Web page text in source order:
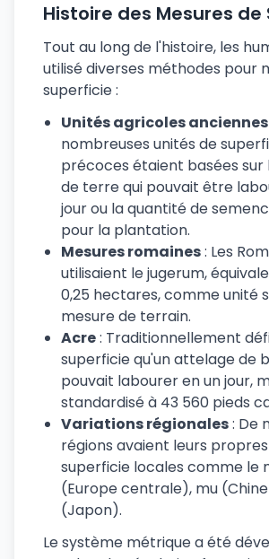
Histoire des Mesures de
Tout au long de l'histoire, les
utilisé diverses méthodes pour
superficie :
Unités agricoles anciennes
nombreuses unités de
précoces étaient basées sur
de terre qui pouvait être
jour ou la quantité de
pour la plantation.
Mesures romaines: Les
utilisaient le jugerum,
0,25 hectares, comme unité
mesure de terrain.
Acre: Traditionnellement
superficie qu'un attelage de
pouvait labourer en un jour,
standardisé à 43 560 pieds
Variations régionales: De
régions avaient leurs
superficie locales comme le
(Europe centrale), mu
(Japon).
Le système métrique a été